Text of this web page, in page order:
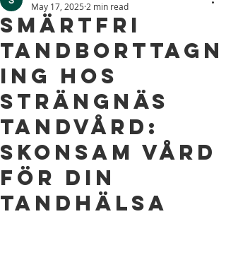
Smärtfri
Tandborttagn
ing hos
Strängnäs
Tandvård:
Skonsam Vård
för Din
Tandhälsa
May 17, 2025 2 min read